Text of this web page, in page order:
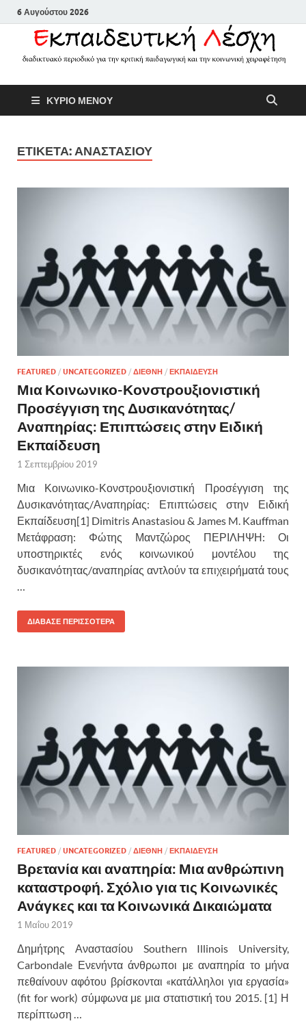
6 Αυγούστου 2026
κριτική παιδαγωγική και την
κοινωνική χειραφέτηση
ΚΥΡΙΟ ΜΕΝΟΥ
ΕΤΙΚΕΤΑ:ΑΝΑΣΤΑΣΙΟΥ
FEATURED / UNCATEGORIZED / ΔΙΕΘΝΗ / ΕΚΠΑΙΔΕΥΣΗ
Μια Κοινωνικο-Κονστρουξιονιστική
Προσέγγιση της Δυσικανότητας/
Αναπηρίας: Επιπτώσεις στην Ειδική
Εκπαίδευση
1 Σεπτεμβρίου 2019
Μια Κοινωνικο-Κονστρουξιονιστική Προσέγγιση της
Δυσικανότητας/Αναπηρίας: Επιπτώσεις στην Ειδική
Εκπαίδευση[1] Dimitris Anastasiou & James M. Kauffman
Μετάφραση: Φώτης Μαντζώρος ΠΕΡΙΛΗΨΗ: Οι
υποστηρικτές ενός κοινωνικού μοντέλου της
δυσικανότητας/αναπηρίας αντλούν τα επιχειρήματά τους
…
ΔΙΑΒΑΣΕ ΠΕΡΙΣΣΟΤΕΡΑ
FEATURED / UNCATEGORIZED / ΔΙΕΘΝΗ / ΕΚΠΑΙΔΕΥΣΗ
Βρετανία και αναπηρία: Μια ανθρώπινη
καταστροφή. Σχόλιο για τις Κοινωνικές
Ανάγκες και τα Κοινωνικά Δικαιώματα
1 Μαΐου 2019
Δημήτρης Αναστασίου Southern Illinois University,
Carbondale Ενενήντα άνθρωποι με αναπηρία το μήνα
πεθαίνουν αφότου βρίσκονται «κατάλληλοι για εργασία»
(fit for work) σύμφωνα με μια στατιστική του 2015. [1] Η
περίπτωση …